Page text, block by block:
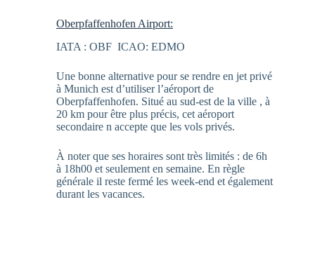
Oberpfaffenhofen Airport:
IATA : OBF ICAO: EDMO
Une bonne alternative pour se rendre en jet privé
à Munich est d’utiliser l’aéroport de
Oberpfaffenhofen. Situé au sud-est de la ville , à
20 km pour être plus précis, cet aéroport
secondaire n accepte que les vols privés.
À noter que ses horaires sont très limités : de 6h
à 18h00 et seulement en semaine. En règle
générale il reste fermé les week-end et également
durant les vacances.